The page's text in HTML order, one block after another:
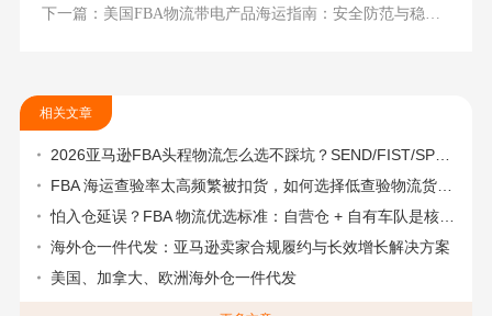
下一篇：美国FBA物流带电产品海运指南：安全防范与稳定交付之道
相关文章
2026亚马逊FBA头程物流怎么选不踩坑？SEND/FIST/SPN官方认证物流商，只有这家敢承诺“准达率第一”
FBA 海运查验率太高频繁被扣货，如何选择低查验物流货代？
怕入仓延误？FBA 物流优选标准：自营仓 + 自有车队是核心硬指标
海外仓一件代发：亚马逊卖家合规履约与长效增长解决方案
美国、加拿大、欧洲海外仓一件代发